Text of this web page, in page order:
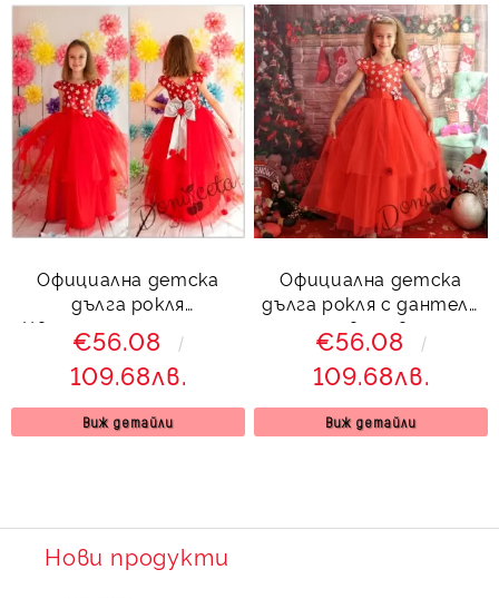
Официална детска
дълга рокля
Цветелина с дантела
и тюл в червено с
голяма панделка в
€56.08
109.68лв.
Виж детайли
Официална детска
дълга рокля с дантела
и тюл в червено с
голяма панделка в
сребристо
€56.08
109.68лв.
Виж детайли
Нови продукти